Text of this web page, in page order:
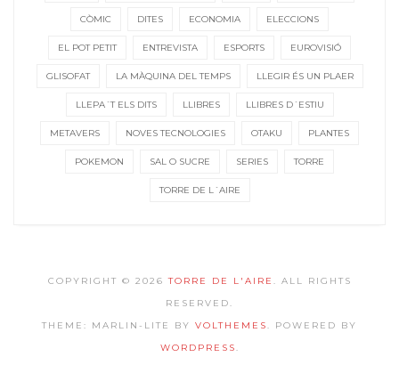
CÒMIC DITES ECONOMIA ELECCIONS
EL POT PETIT ENTREVISTA ESPORTS EUROVISIÓ
GLISOFAT LA MÀQUINA DEL TEMPS LLEGIR ÉS UN PLAER
LLEPA´T ELS DITS LLIBRES LLIBRES D´ESTIU
METAVERS NOVES TECNOLOGIES OTAKU PLANTES
POKEMON SAL O SUCRE SERIES TORRE
TORRE DE L´AIRE
COPYRIGHT © 2026TORRE DE L'AIRE
. ALL RIGHTS
RESERVED.
THEME: MARLIN-LITE BY VOLTHEMES
. POWERED BY
WORDPRESS